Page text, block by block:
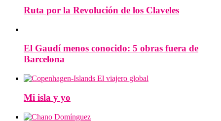
Ruta por la Revolución de los Claveles
El Gaudí menos conocido: 5 obras fuera de
Barcelona
Mi isla y yo